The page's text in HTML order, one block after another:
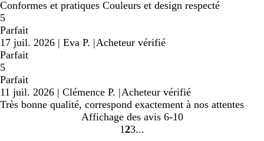
Conformes et pratiques Couleurs et design respecté
5
Parfait
17 juil. 2026 | Eva P. |Acheteur vérifié
Parfait
5
Parfait
11 juil. 2026 | Clémence P. |Acheteur vérifié
Très bonne qualité, correspond exactement à nos attentes
Affichage des avis 6-10
Accéder
1 Accéder
2Accéder
3